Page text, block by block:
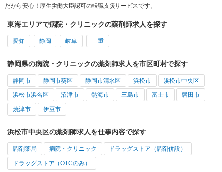
だから安心！厚生労働大臣認可の転職支援サービスです。
東海エリアで病院・クリニックの薬剤師求人を探す
愛知 静岡 岐阜 三重
静岡県の病院・クリニックの薬剤師求人を市区町村で探す
静岡市 静岡市葵区 静岡市清水区 浜松市 浜松市中央区
浜松市浜名区 沼津市 熱海市 三島市 富士市 磐田市
焼津市 伊豆市
浜松市中央区の薬剤師求人を仕事内容で探す
調剤薬局 病院・クリニック ドラッグストア（調剤併設）
ドラッグストア（OTCのみ）